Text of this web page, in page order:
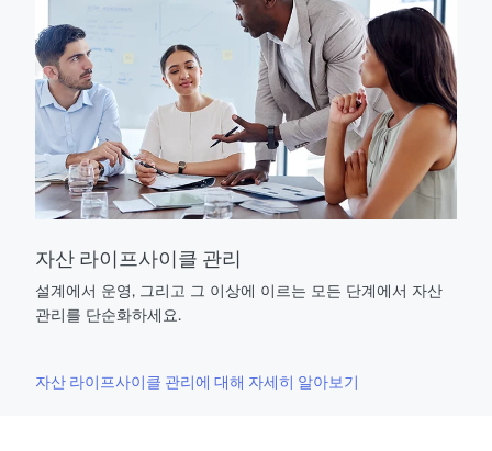
자산 라이프사이클 관리
설계에서 운영, 그리고 그 이상에 이르는 모든 단계에서 자산
관리를 단순화하세요.
자산 라이프사이클 관리에 대해 자세히 알아보기